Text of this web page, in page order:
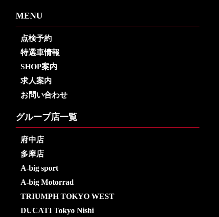
MENU
点検予約
特選車情報
SHOP案内
求人案内
お問い合わせ
グループ店一覧
府中店
多摩店
A-big sport
A-big Motorrad
TRIUMPH TOKYO WEST
DUCATI Tokyo Nishi